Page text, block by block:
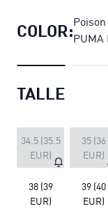
COLOR:PUMA
TALLE
34.5 (35.5
EUR)
35 (36
EUR)
38 (39
EUR)
39 (40
EUR)